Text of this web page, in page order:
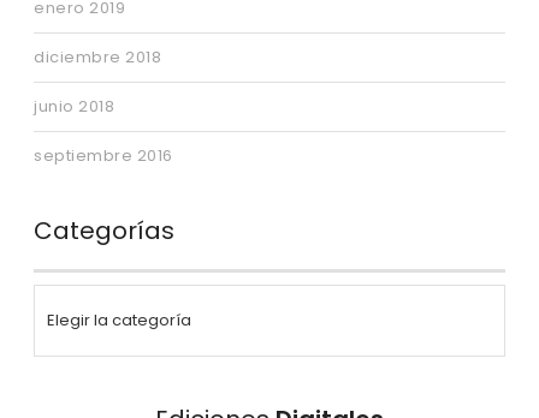
enero 2019
diciembre 2018
junio 2018
septiembre 2016
Categorías